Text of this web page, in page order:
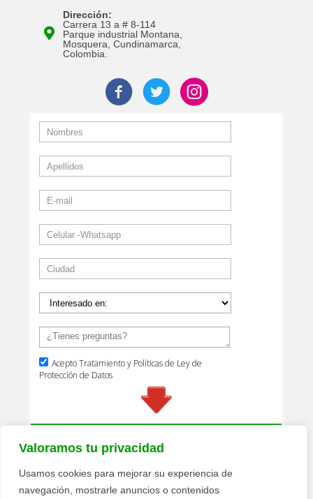
Valoramos tu privacidad
Usamos cookies para mejorar su experiencia de
navegación, mostrarle anuncios o contenidos
Dirección:
Carrera 13 a # 8-114
Parque industrial Montana,
Mosquera, Cundinamarca,
Colombia.